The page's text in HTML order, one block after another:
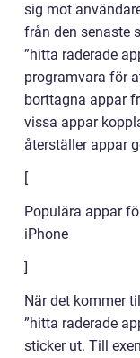
sig mot
från den senaste
”hitta raderade
programvara för
borttagna appar
vissa appar
återställer appar
[
Populära appar
iPhone
]
När det kommer
”hitta raderade
sticker ut. Till